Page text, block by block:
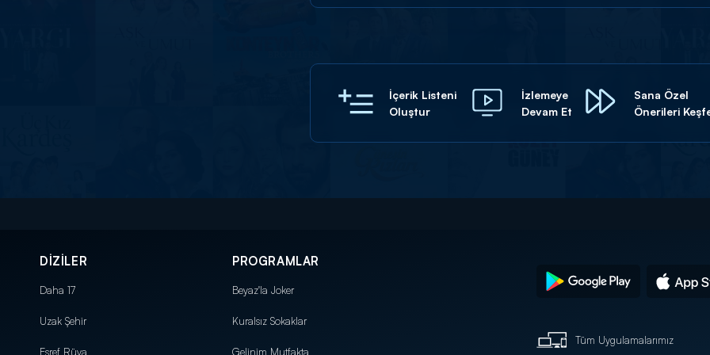
İçerik Listeni
Oluştur
İzlemeye
Devam Et
Sana Özel
Önerileri
DİZİLER
Daha 17
Uzak Şehir
Eşref Rüya
PROGRAMLAR
Beyaz'la Joker
Kuralsız Sokaklar
Gelinim Mutfakta
Tüm Uygulamalarımız